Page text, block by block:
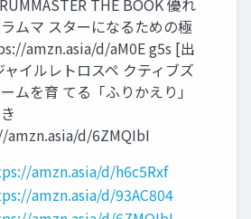
THE BOOK 優れ
ムマ スターになるための極
amzn.asia/d/aM0E g5s [出
イルレトロスペ クティブズ
ムを育 てる「ふりかえり」
d/6ZMQIbI
amzn.asia/d/h6c5Rxf
amzn.asia/d/93AC804